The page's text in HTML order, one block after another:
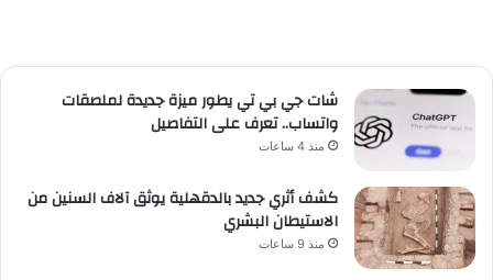
شات جي بي تي يطور ميزة جديدة لملصقات
واتساب.. تعرف على التفاصيل
منذ 4 ساعات
كشف أثري جديد بالدقهلية يوثق آلاف السنين من
الاستيطان البشري
منذ 9 ساعات